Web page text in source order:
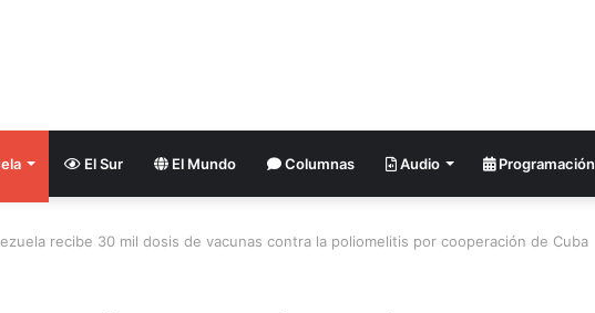
El Sur El Mundo Columnas Audio Programación
recibe 30 mil dosis de vacunas contra la poliomelitis por cooperación de Cuba